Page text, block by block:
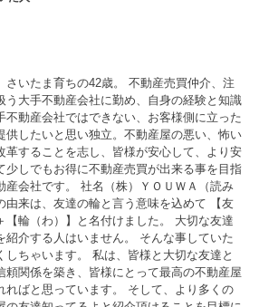
さいたま育ちの42歳。 不動産売買仲介、注
う大手不動産会社に勤め、自身の経験と知識
不動産会社ではできない、お客様側に立った
供したいと思い独立。不動産屋の悪い、怖い
革することを志し、皆様が安心して、より安
少しでもお得に不動産売買が出来る事を目指
産会社です。 社名（株）ＹＯＵＷＡ（読み
由来は、友達の輪と言う意味を込めて 【友
【輪（わ）】と名付けました。 大切な友達
紹介する人はいません。 そんな事していた
しちゃいます。 私は、皆様と大切な友達と
頼関係を築き、皆様にとって最高の不動産屋
ればと思っています。 そして、より多くの